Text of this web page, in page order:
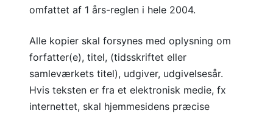
omfattet af 1 års-reglen i hele 2004.
Alle kopier skal forsynes med oplysning om
forfatter(e), titel, (tidsskriftet eller
samleværkets titel), udgiver, udgivelsesår.
Hvis teksten er fra et elektronisk medie, fx
internettet, skal hjemmesidens præcise